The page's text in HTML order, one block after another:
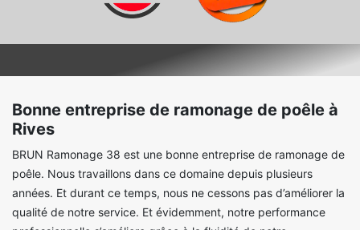
Bonne entreprise de ramonage de poêle à
Rives
BRUN Ramonage 38 est une bonne entreprise de ramonage de
poêle. Nous travaillons dans ce domaine depuis plusieurs
années. Et durant ce temps, nous ne cessons pas d’améliorer la
qualité de notre service. Et évidemment, notre performance